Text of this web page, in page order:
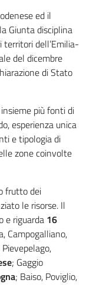
ed il
Giunta disciplina
dell’Emilia-
del dicembre
di Stato
più fonti di
esperienza unica
e tipologia di
zone coinvolte
frutto dei
le risorse. Il
e riguarda 16
Campogalliano,
; Gaggio
; Baiso, Poviglio,